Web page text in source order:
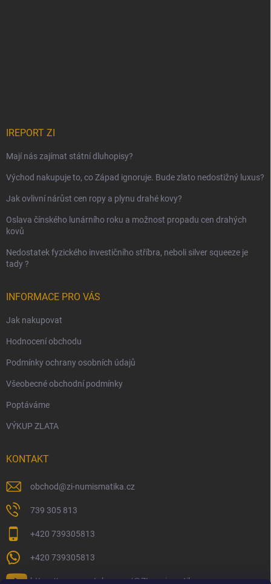
IREPORT ZI
Mají nás zajímat státní dluhopisy?
Východ nakupuje to, co Západ ignoruje. Bude zlato nedostižný luxus?
Jak ovlivní nárůst cen ropy a plynu drahé kovy?
Oslava čínského lunárního roku a možnost propadu cen drahých
kovů
Nedostatek fyzického investičního stříbra, neboli silver squeeze je
tady ?
INFORMACE PRO VÁS
Jak nakupovat
Hodnocení obchodu
Podmínky ochrany osobních údajů
Všeobecné obchodní podmínky
Poptáváme
VÝKUP ZLATA
KONTAKT
obchod@zi-numismatika.cz
739 305 813
+420 739305813
+420 739305813
https://www.youtube.com/@ZInumismatika